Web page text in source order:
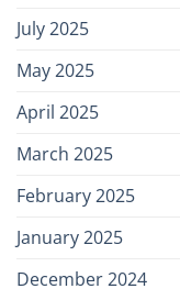
July 2025
May 2025
April 2025
March 2025
February 2025
January 2025
December 2024